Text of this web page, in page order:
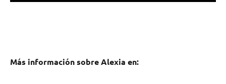
Más información sobre Alexia en: